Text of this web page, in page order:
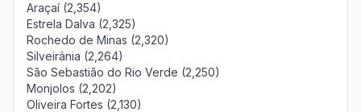
Araçaí (2,354)
Estrela Dalva (2,325)
Rochedo de Minas (2,320)
Silveirânia (2,264)
São Sebastião do Rio Verde (2,250)
Monjolos (2,202)
Oliveira Fortes (2,130)